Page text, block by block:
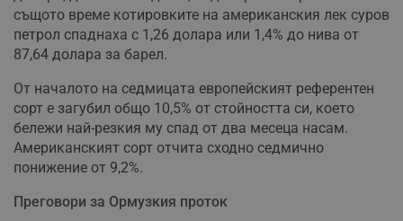
същото време котировките на американския лек суров
петрол спаднаха с 1,26 долара или 1,4% до нива от
87,64 долара за барел.
От началото на седмицата европейският референтен
сорт е загубил общо 10,5% от стойността си, което
бележи най-резкия му спад от два месеца насам.
Американският сорт отчита сходно седмично
понижение от 9,2%.
Преговори за Ормузкия проток